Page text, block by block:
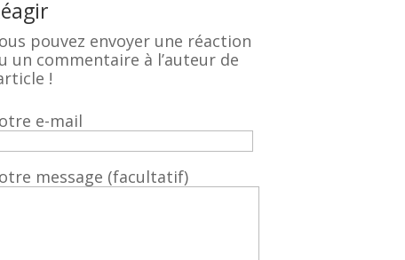
pouvez envoyer une réaction
un commentaire à l’auteur de
!
e-mail
message (facultatif)